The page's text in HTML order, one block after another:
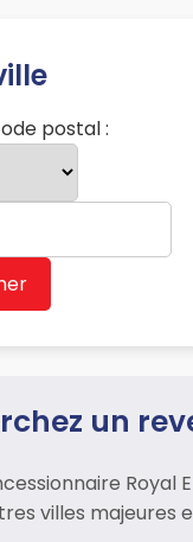
postal :
un
Royal
villes majeures